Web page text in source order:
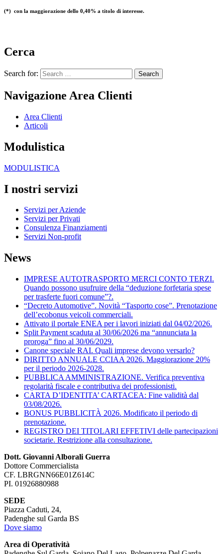
(*) con la maggiorazione dello 0,40% a titolo di interesse.
Cerca
Search for:
Navigazione Area Clienti
Area Clienti
Articoli
Modulistica
MODULISTICA
I nostri servizi
Servizi per Aziende
Servizi per Privati
Consulenza Finanziamenti
Servizi Non-profit
News
IMPRESE AUTOTRASPORTO MERCI CONTO TERZI.
Quando possono usufruire della “deduzione forfetaria spese
per trasferte fuori comune”?.
“Decreto Automotive”. Novità “Tasporto cose”. Prenotazione
dell’ecobonus veicoli commerciali.
Attivato il portale ENEA per i lavori iniziati dal 04/02/2026.
Split Payment scaduta al 30/06/2026 ma “annunciata la
proroga” fino al 30/06/2029.
Canone speciale RAI. Quali imprese devono versarlo?
DIRITTO ANNUALE CCIAA 2026. Maggiorazione 20%
per il periodo 2026-2028.
PUBBLICA AMMINISTRAZIONE. Verifica preventiva
regolarità fiscale e contributiva dei professionisti.
CARTA D’IDENTITA’ CARTACEA: Fine validità dal
03/08/2026.
BONUS PUBBLICITÀ 2026. Modificato il periodo di
prenotazione.
REGISTRO DEI TITOLARI EFFETIVI delle partecipazioni
societarie. Restrizione alla consultazione.
Dott. Giovanni Alborali Guerra
Dottore Commercialista
CF. LBRGNN66E01Z614C
PI. 01926880988
SEDE
Piazza Caduti, 24,
Padenghe sul Garda BS
Dove siamo
Area di Operatività